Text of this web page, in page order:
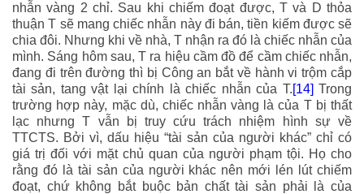
nhẫn vàng 2 chỉ. Sau khi chiếm đoạt được, T và D thỏa
thuận T sẽ mang chiếc nhẫn này đi bán, tiền kiếm được sẽ
chia đôi. Nhưng khi về nhà, T nhận ra đó là chiếc nhẫn của
mình. Sáng hôm sau, T ra hiệu cầm đồ để cầm chiếc nhẫn,
đang đi trên đường thì bị Công an bắt về hành vi trộm cắp
tài sản, tang vật lại chính là chiếc nhẫn của T.[14] Trong
trường hợp này, mặc dù, chiếc nhẫn vàng là của T bị thất
lạc nhưng T vẫn bị truy cứu trách nhiệm hình sự về
TTCTS. Bởi vì, dấu hiệu “tài sản của người khác” chỉ có
giá trị đối với mặt chủ quan của người phạm tội. Họ cho
rằng đó là tài sản của người khác nên mới lén lút chiếm
đoạt, chứ không bắt buộc bản chất tài sản phải là của